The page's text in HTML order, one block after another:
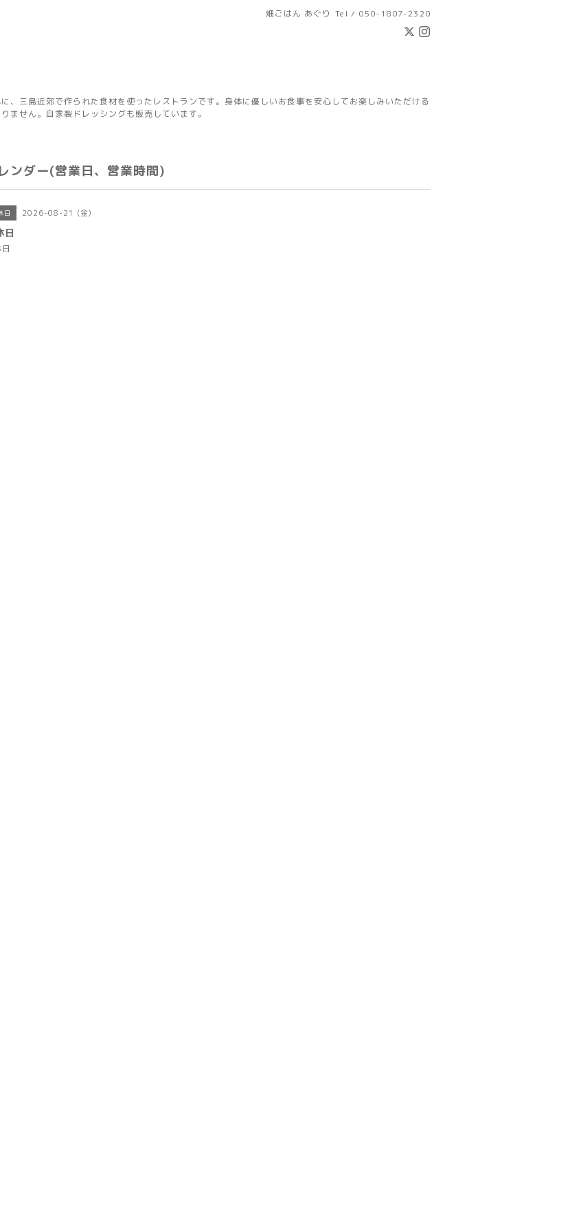
畑ごはん あぐり Tel / 050-1807-2320
、三島近郊で作られた食材を使ったレストランです。身体に優しいお食事を安心してお楽しみいただける
ません。自家製ドレッシングも販売しています。
ンダー(営業日、営業時間)
日 2026-08-21 (金)
日